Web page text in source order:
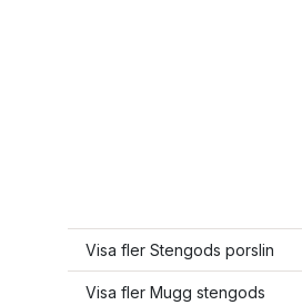
Visa fler Stengods porslin
Visa fler Mugg stengods